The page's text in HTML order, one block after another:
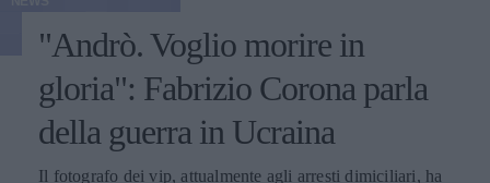
"Andrò. Voglio morire in
gloria": Fabrizio Corona parla
della guerra in Ucraina
Il fotografo dei vip, attualmente agli arresti dimiciliari, ha